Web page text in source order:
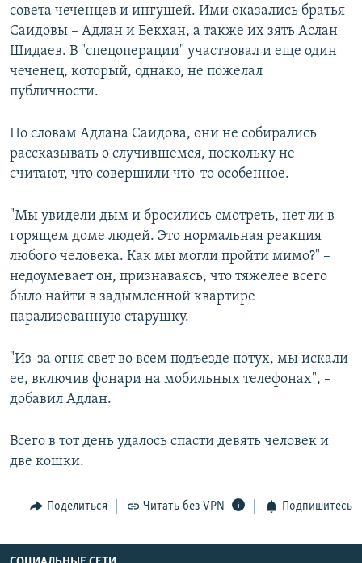
совета чеченцев и ингушей. Ими оказались братья
Саидовы – Адлан и Бекхан, а также их зять Аслан
Шидаев. В "спецоперации" участвовал и еще один
чеченец, который, однако, не пожелал
публичности.
По словам Адлана Саидова, они не собирались
рассказывать о случившемся, поскольку не
считают, что совершили что-то особенное.
"Мы увидели дым и бросились смотреть, нет ли в
горящем доме людей. Это нормальная реакция
любого человека. Как мы могли пройти мимо?" –
недоумевает он, признаваясь, что тяжелее всего
было найти в задымленной квартире
парализованную старушку.
"Из-за огня свет во всем подъезде потух, мы искали
ее, включив фонари на мобильных телефонах", –
добавил Адлан.
Всего в тот день удалось спасти девять человек и
две кошки.
Поделиться Читать без VPN Подпишитесь